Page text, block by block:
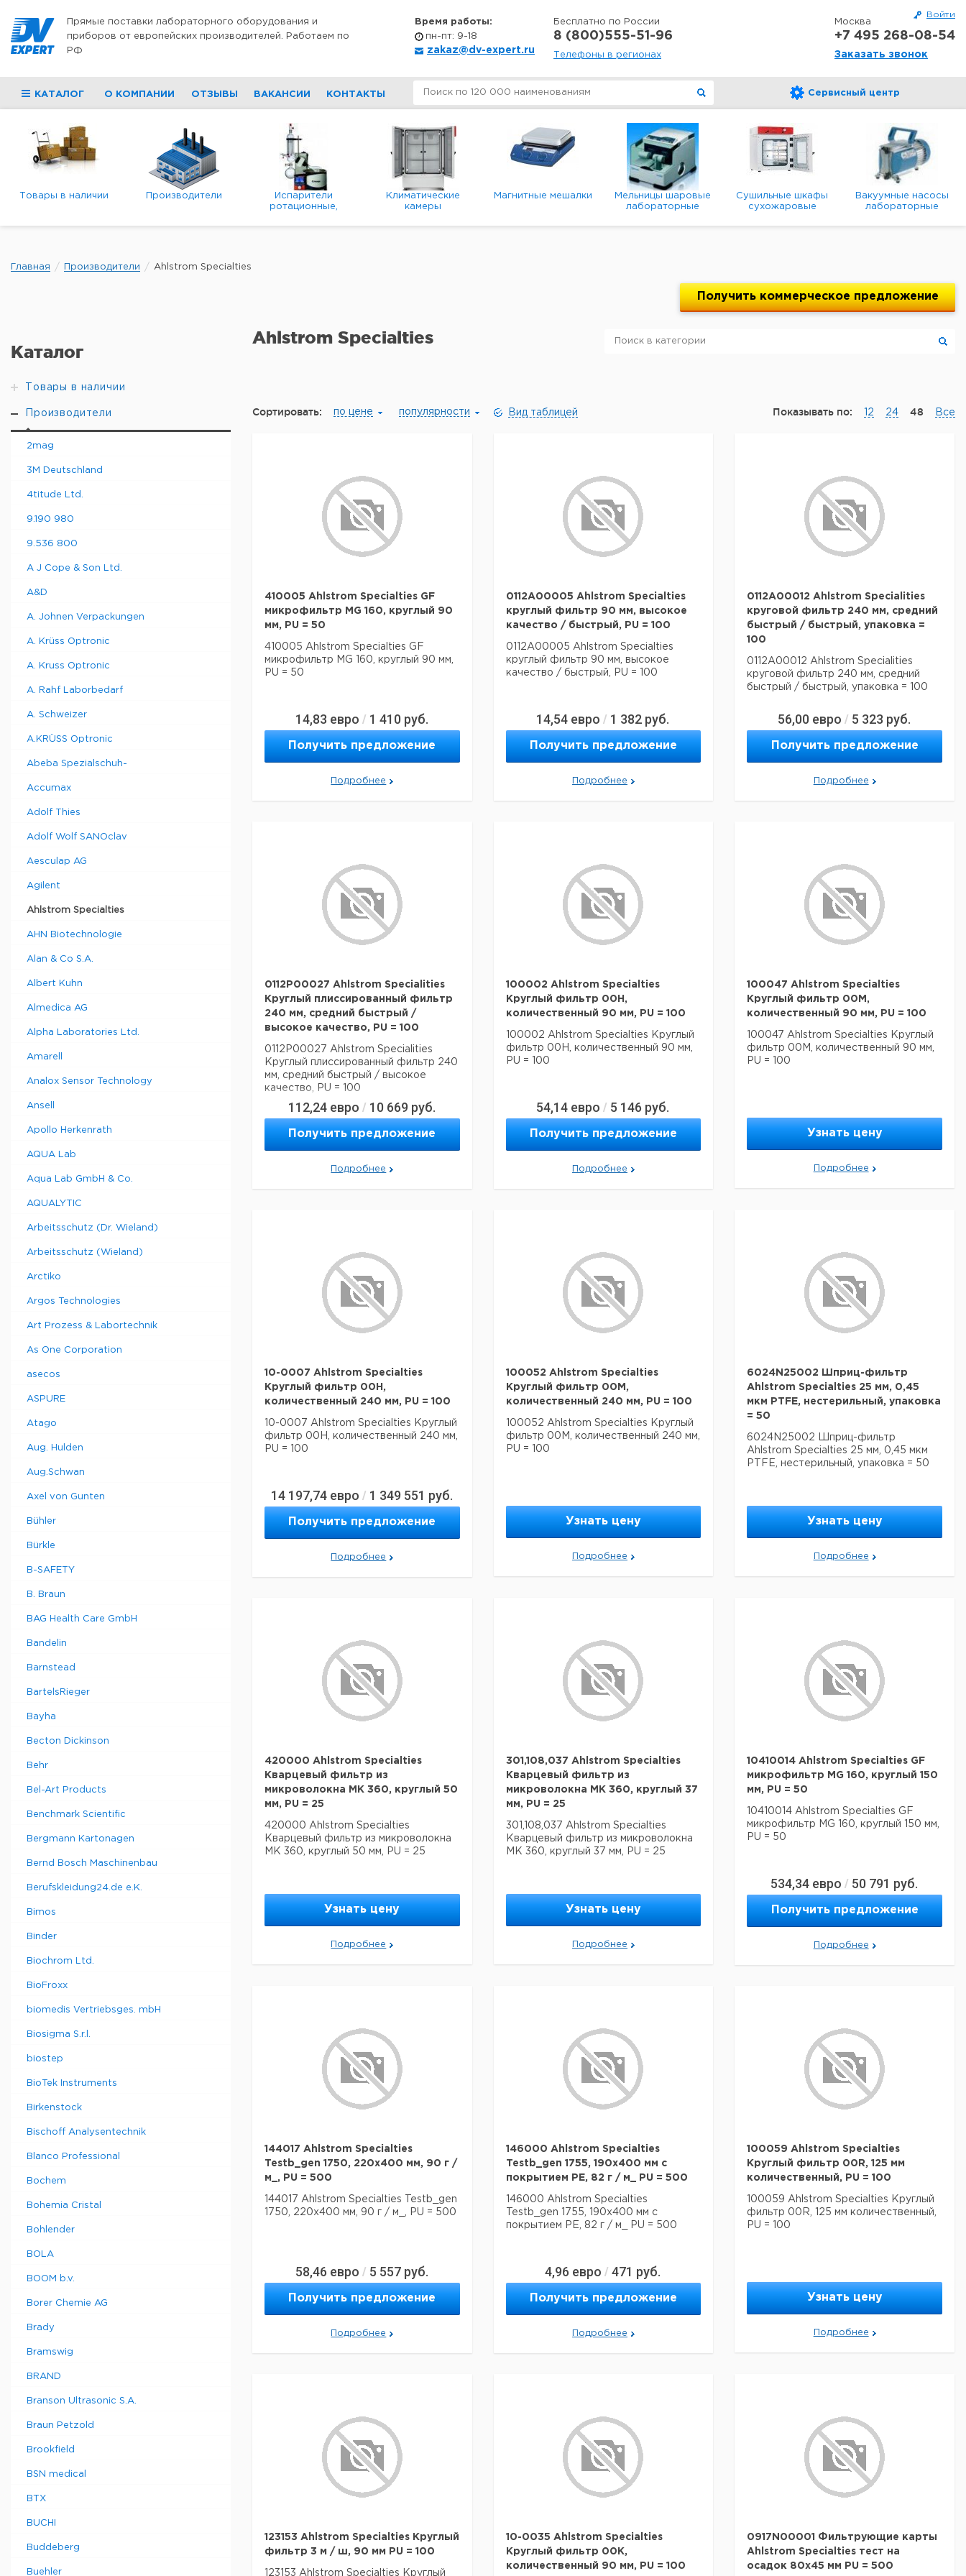
Войти
Прямые поставки лабораторного оборудования и
приборов от европейских производителей. Работаем по
РФ
Время работы:
пн-пт: 9-18
zakaz@dv-expert.ru
Бесплатно по России
8 (800)555-51-96
Телефоны в регионах
Москва
+7 495 268-08-54
Заказать звонок
КАТАЛОГ О КОМПАНИИ ОТЗЫВЫ ВАКАНСИИ КОНТАКТЫ Сервисный центр
Товары в наличии Производители
Испарители
ротационные,
вакуумные
Климатические
камеры
Магнитные мешалки
Мельницы шаровые
лабораторные
Сушильные шкафы
сухожаровые
Вакуумные насосы
лабораторные
мембранные
Главная Производители Ahlstrom Specialties
Получить коммерческое предложение
Каталог
Товары в наличии
Производители
2mag
3M Deutschland
4titude Ltd.
9.190 980
9.536 800
A J Cope & Son Ltd.
A&D
A. Johnen Verpackungen
A. Krüss Optronic
A. Kruss Optronic
A. Rahf Laborbedarf
A. Schweizer
A.KRÜSS Optronic
Abeba Spezialschuh-
Accumax
Adolf Thies
Adolf Wolf SANOclav
Aesculap AG
Agilent
Ahlstrom Specialties
AHN Biotechnologie
Alan & Co S.A.
Albert Kuhn
Almedica AG
Alpha Laboratories Ltd.
Amarell
Analox Sensor Technology
Ansell
Apollo Herkenrath
AQUA Lab
Aqua Lab GmbH & Co.
AQUALYTIC
Arbeitsschutz (Dr. Wieland)
Arbeitsschutz (Wieland)
Arctiko
Argos Technologies
Art Prozess & Labortechnik
As One Corporation
asecos
ASPURE
Atago
Aug. Hulden
Aug.Schwan
Axel von Gunten
Bühler
Bürkle
B-SAFETY
B. Braun
BAG Health Care GmbH
Bandelin
Barnstead
BartelsRieger
Bayha
Becton Dickinson
Behr
Bel-Art Products
Benchmark Scientific
Bergmann Kartonagen
Bernd Bosch Maschinenbau
Berufskleidung24.de e.K.
Bimos
Binder
Biochrom Ltd.
BioFroxx
biomedis Vertriebsges. mbH
Biosigma S.r.l.
biostep
BioTek Instruments
Birkenstock
Bischoff Analysentechnik
Blanco Professional
Bochem
Bohemia Cristal
Bohlender
BOLA
BOOM b.v.
Borer Chemie AG
Brady
Bramswig
BRAND
Branson Ultrasonic S.A.
Braun Petzold
Brookfield
BSN medical
BTX
BUCHI
Buddeberg
Buehler
Ahlstrom Specialties
Сортировать: по цене популярности Вид таблицей Показывать по: 12 24 48 Все
410005 Ahlstrom Specialties GF
микрофильтр MG 160, круглый 90
мм, PU = 50
410005 Ahlstrom Specialties GF
микрофильтр MG 160, круглый 90 мм,
PU = 50
14,83 евро / 1 410 руб.
Получить предложение
Подробнее
0112A00005 Ahlstrom Specialties
круглый фильтр 90 мм, высокое
качество / быстрый, PU = 100
0112A00005 Ahlstrom Specialties
круглый фильтр 90 мм, высокое
качество / быстрый, PU = 100
14,54 евро / 1 382 руб.
Получить предложение
Подробнее
0112A00012 Ahlstrom Specialities
круговой фильтр 240 мм, средний
быстрый / быстрый, упаковка =
100
0112A00012 Ahlstrom Specialities
круговой фильтр 240 мм, средний
быстрый / быстрый, упаковка = 100
56,00 евро / 5 323 руб.
Получить предложение
Подробнее
0112P00027 Ahlstrom Specialities
Круглый плиссированный фильтр
240 мм, средний быстрый /
высокое качество, PU = 100
0112P00027 Ahlstrom Specialities
Круглый плиссированный фильтр 240
мм, средний быстрый / высокое
качество, PU = 100
112,24евро / 10 669 руб.
Получить предложение
Подробнее
100002 Ahlstrom Specialties
Круглый фильтр 00H,
количественный 90 мм, PU = 100
100002 Ahlstrom Specialties Круглый
фильтр 00H, количественный 90 мм,
PU = 100
54,14 евро / 5 146 руб.
Получить предложение
Подробнее
100047 Ahlstrom Specialties
Круглый фильтр 00M,
количественный 90 мм, PU = 100
100047 Ahlstrom Specialties Круглый
фильтр 00M, количественный 90 мм,
PU = 100
Узнать цену
Подробнее
10-0007 Ahlstrom Specialties
Круглый фильтр 00H,
количественный 240 мм, PU = 100
10-0007 Ahlstrom Specialties Круглый
фильтр 00H, количественный 240 мм,
PU = 100
14 197,74евро / 1 349 551 руб.
Получить предложение
Подробнее
100052 Ahlstrom Specialties
Круглый фильтр 00M,
количественный 240 мм, PU = 100
100052 Ahlstrom Specialties Круглый
фильтр 00M, количественный 240 мм,
PU = 100
Узнать цену
Подробнее
6024N25002 Шприц-фильтр
Ahlstrom Specialties 25 мм, 0,45
мкм PTFE, нестерильный, упаковка
= 50
6024N25002 Шприц-фильтр
Ahlstrom Specialties 25 мм, 0,45 мкм
PTFE, нестерильный, упаковка = 50
Узнать цену
Подробнее
420000 Ahlstrom Specialties
Кварцевый фильтр из
микроволокна MK 360, круглый 50
мм, PU = 25
420000 Ahlstrom Specialties
Кварцевый фильтр из микроволокна
MK 360, круглый 50 мм, PU = 25
Узнать цену
Подробнее
301,108,037 Ahlstrom Specialties
Кварцевый фильтр из
микроволокна MK 360, круглый 37
мм, PU = 25
301,108,037 Ahlstrom Specialties
Кварцевый фильтр из микроволокна
MK 360, круглый 37 мм, PU = 25
Узнать цену
Подробнее
10410014 Ahlstrom Specialties GF
микрофильтр MG 160, круглый 150
мм, PU = 50
10410014 Ahlstrom Specialties GF
микрофильтр MG 160, круглый 150 мм,
PU = 50
534,34 евро / 50 791 руб.
Получить предложение
Подробнее
144017 Ahlstrom Specialties
Testb_gen 1750, 220x400 мм, 90 г /
м_, PU = 500
144017 Ahlstrom Specialties Testb_gen
1750, 220x400 мм, 90 г / м_, PU = 500
58,46 евро / 5 557 руб.
Получить предложение
Подробнее
146000 Ahlstrom Specialties
Testb_gen 1755, 190x400 мм с
покрытием PE, 82 г / м_ PU = 500
146000 Ahlstrom Specialties
Testb_gen 1755, 190x400 мм с
покрытием PE, 82 г / м_ PU = 500
4,96 евро / 471 руб.
Получить предложение
Подробнее
100059 Ahlstrom Specialties
Круглый фильтр 00R, 125 мм
количественный, PU = 100
100059 Ahlstrom Specialties Круглый
фильтр 00R, 125 мм количественный,
PU = 100
Узнать цену
Подробнее
123153 Ahlstrom Specialties Круглый
фильтр 3 м / ш, 90 мм PU = 100
123153 Ahlstrom Specialties Круглый
10-0035 Ahlstrom Specialties
Круглый фильтр 00K,
количественный 90 мм, PU = 100
0917N00001 Фильтрующие карты
Ahlstrom Specialties тест на
осадок 80x45 мм PU = 500